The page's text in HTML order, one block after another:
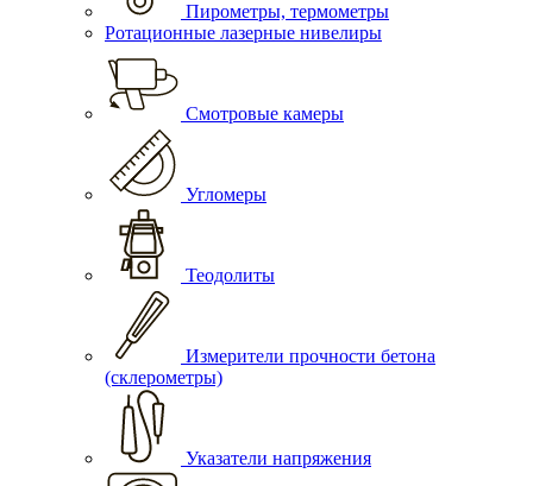
Пирометры, термометры
Ротационные лазерные нивелиры
Смотровые камеры
Угломеры
Теодолиты
Измерители прочности бетона
(склерометры)
Указатели напряжения